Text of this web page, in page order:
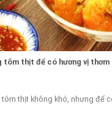
tôm thịt để có hương vị
tôm thịt không khó, nhưng để